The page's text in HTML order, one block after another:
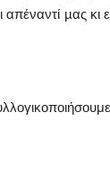
µας κι